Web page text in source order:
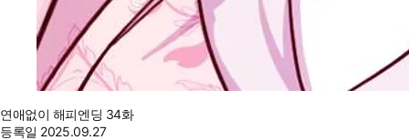
연애없이 해피엔딩 34화
등록일 2025.09.27